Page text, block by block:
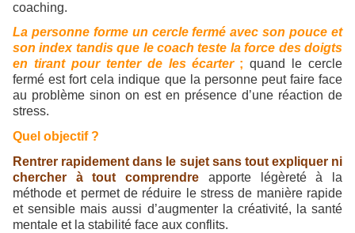
coaching.
La personne forme un cercle fermé avec son pouce et
son index tandis que le coach teste la force des doigts
en tirant pour tenter de les écarter ; quand le cercle
fermé est fort cela indique que la personne peut faire face
au problème sinon on est en présence d’une réaction de
stress.
Quel objectif ?
Rentrer rapidement dans le sujet sans tout expliquer ni
chercher à tout comprendre
apporte légèreté à la
méthode et permet de réduire le stress de manière rapide
et sensible mais aussi d’augmenter la créativité, la santé
mentale et la stabilité face aux conflits.